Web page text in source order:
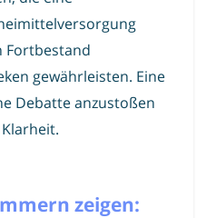
Fortbestand
gewährleisten. Eine
Debatte anzustoßen
zeigen: